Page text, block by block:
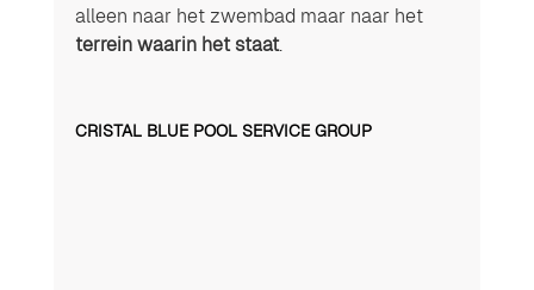
alleen naar het zwembad maar naar het
terrein waarin het staat.
CRISTAL BLUE POOL SERVICE GROUP